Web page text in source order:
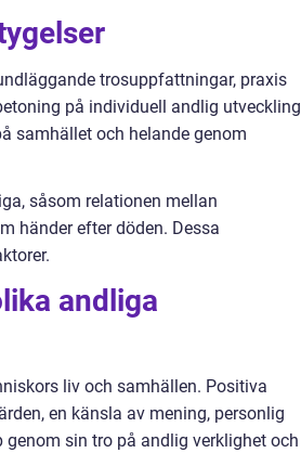
trosuppfattningar, praxis
på individuell andlig utveckling
samhället och helande genom
såsom relationen mellan
händer efter döden. Dessa
andliga
liv och samhällen. Positiva
en känsla av mening, personlig
sin tro på andlig verklighet och